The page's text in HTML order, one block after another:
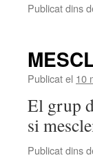
Publicat dins
Publicat el 10
El grup
si
Publicat dins